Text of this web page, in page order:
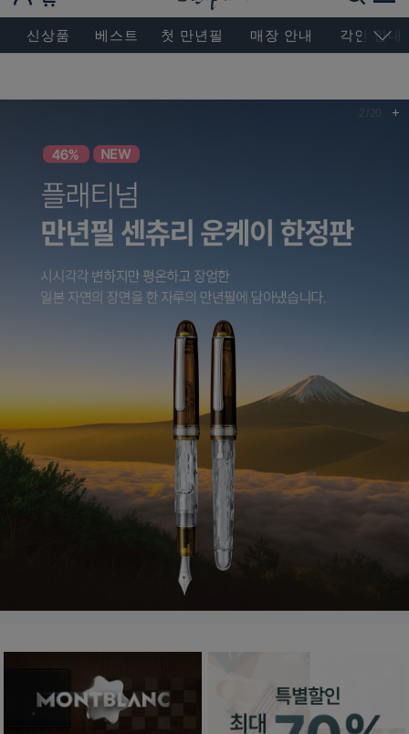
BESEN MASTERPIECE, SINCE 2004
신상품 베스트 첫 만년필 매장 안내 각인 안내
2/20 +